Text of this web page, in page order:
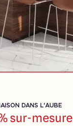
DANS L'AUBE
sur-mesure